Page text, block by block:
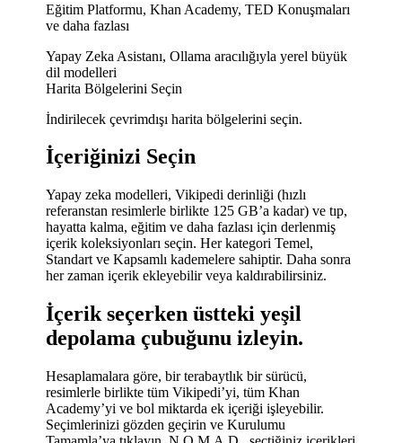
Eğitim Platformu, Khan Academy, TED Konuşmaları
ve daha fazlası
Yapay Zeka Asistanı, Ollama aracılığıyla yerel büyük
dil modelleri
Harita Bölgelerini Seçin
İndirilecek çevrimdışı harita bölgelerini seçin.
İçeriğinizi Seçin
Yapay zeka modelleri, Vikipedi derinliği (hızlı
referanstan resimlerle birlikte 125 GB’a kadar) ve tıp,
hayatta kalma, eğitim ve daha fazlası için derlenmiş
içerik koleksiyonları seçin. Her kategori Temel,
Standart ve Kapsamlı kademelere sahiptir. Daha sonra
her zaman içerik ekleyebilir veya kaldırabilirsiniz.
İçerik seçerken üstteki yeşil
depolama çubuğunu izleyin.
Hesaplamalara göre, bir terabaytlık bir sürücü,
resimlerle birlikte tüm Vikipedi’yi, tüm Khan
Academy’yi ve bol miktarda ek içeriği işleyebilir.
Seçimlerinizi gözden geçirin ve Kurulumu